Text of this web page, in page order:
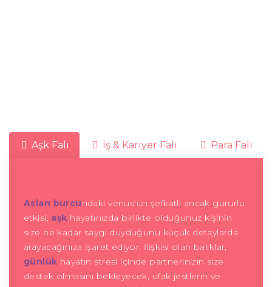
Aşk Falı İş & Kariyer Falı Para Falı
Aslan burcundaki venüs'ün şefkatli ancak gururlu
etkisi, aşk hayatınızda birlikte olduğunuz kişinin
size ne kadar saygı duyduğunu küçük detaylarda
arayacağınıza işaret ediyor. İlişkisi olan balıklar,
günlük hayatın stresi içinde partnerinizin size
destek olmasını bekleyecek, ufak jestlerin ve